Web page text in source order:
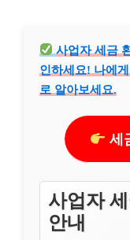
사업자 세금
인하세요! 나에
로 알아보세요.
세
사업자
안내